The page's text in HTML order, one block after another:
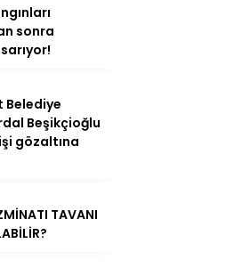
sonra
Belediye
Beşikçioğlu
gözaltına
TAVANI